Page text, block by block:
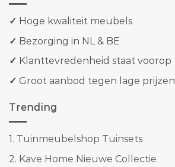
✓ Hoge kwaliteit meubels
✓ Bezorging in NL & BE
✓ Klanttevredenheid staat voorop
✓ Groot aanbod tegen lage prijzen
Trending
1. Tuinmeubelshop Tuinsets
2. Kave Home Nieuwe Collectie